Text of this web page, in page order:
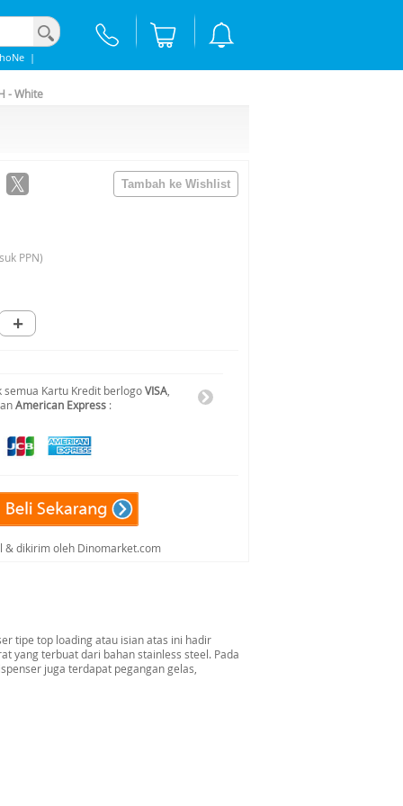
|
- White
PPN)
+
Kartu Kredit berlogoVISA
American Express :
& dikirim oleh Dinomarket.com
tipe top loading atau isian atas ini hadir
yang terbuat dari bahan stainless steel. Pada
juga terdapat pegangan gelas,